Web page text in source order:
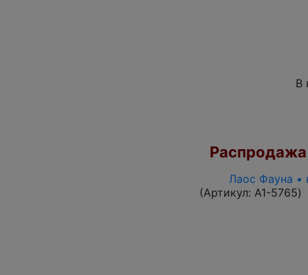
В
Распродажа
Лаос Фауна •
(Артикул: A1-5765)